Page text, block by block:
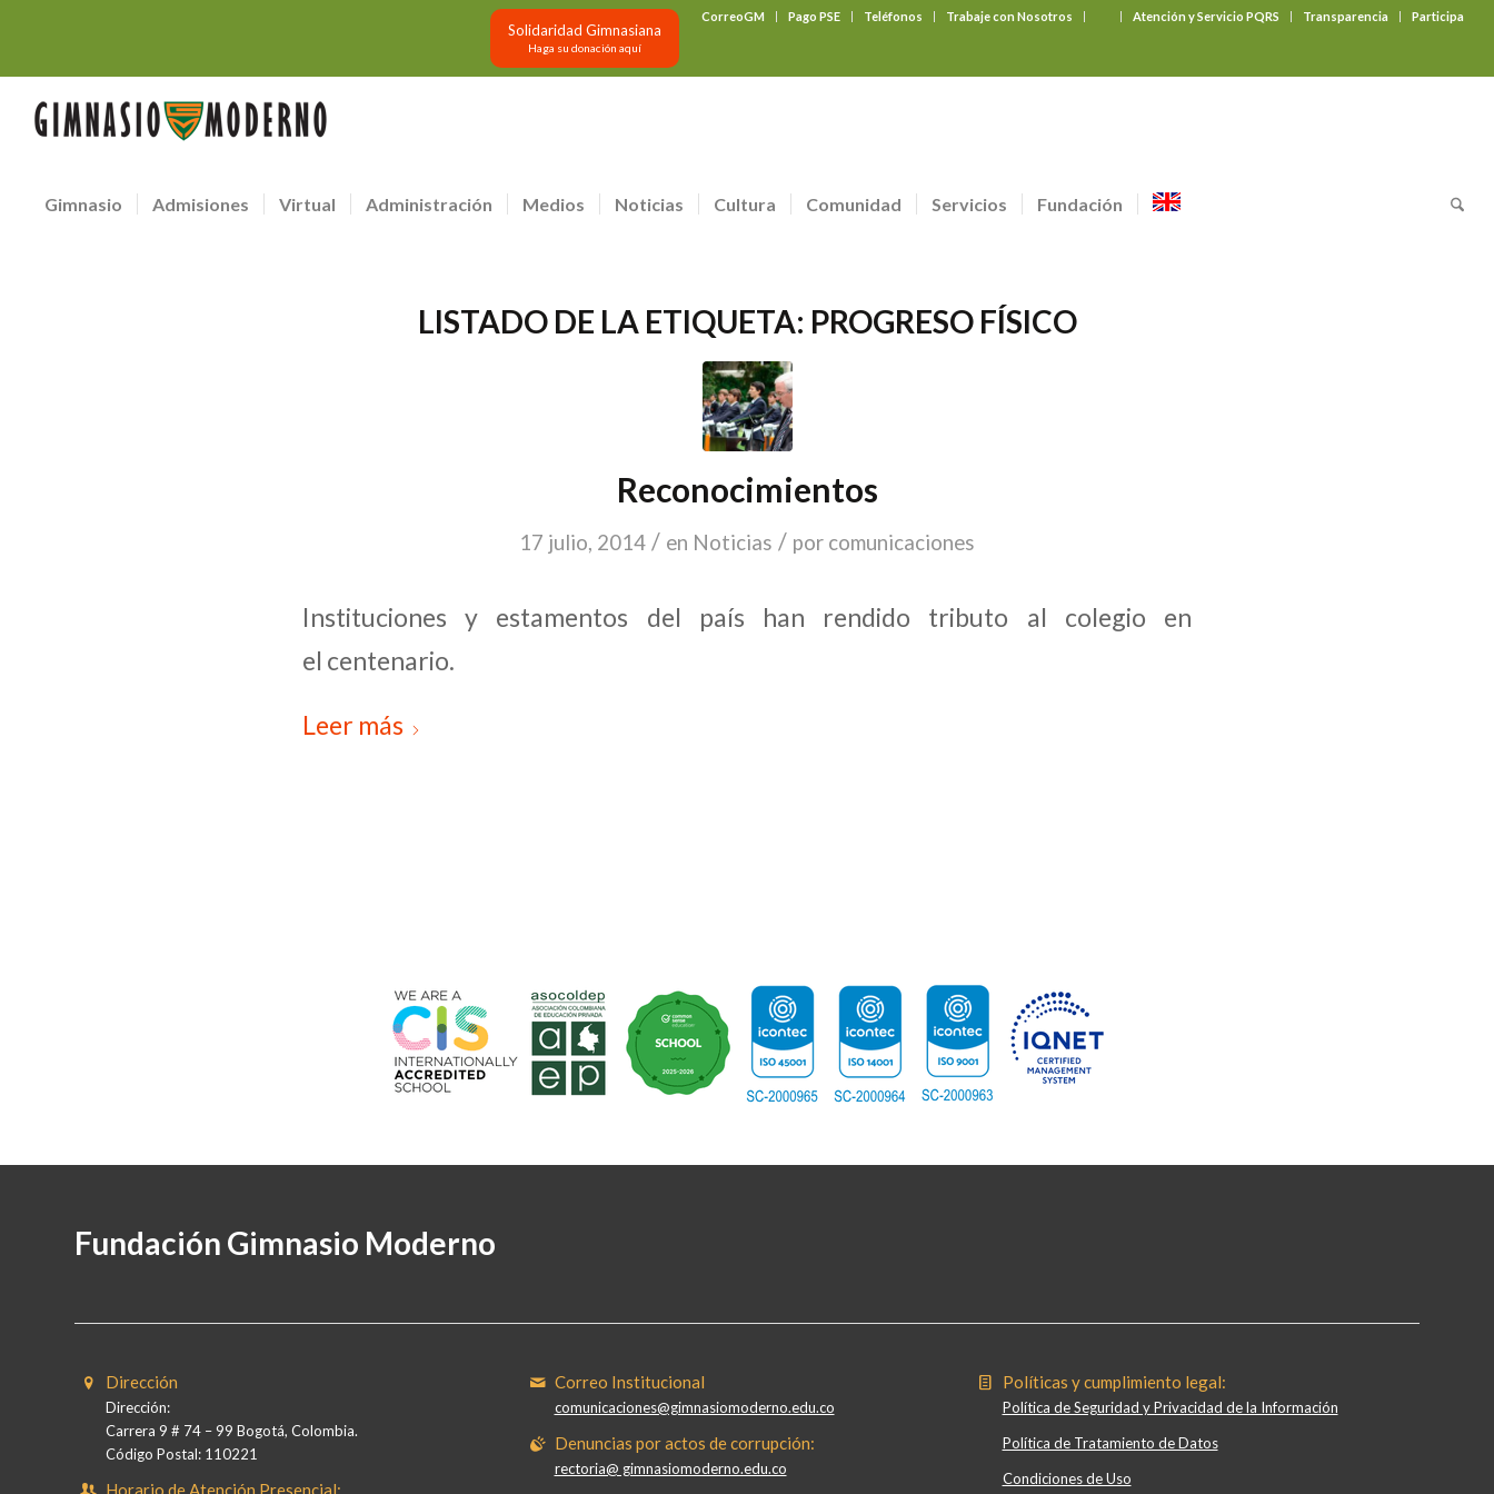
CorreoGM Pago PSE Teléfonos Trabaje con Nosotros Atención y Servicio PQRS Transparencia Participa
Solidaridad Gimnasiana
Haga su donación aquí
Gimnasio Admisiones Virtual Administración Medios Noticias Cultura Comunidad Servicios Fundación
LISTADO DE LA ETIQUETA: PROGRESO FÍSICO
Reconocimientos
17 julio, 2014 / en Noticias / por comunicaciones
Instituciones y estamentos del país han rendido tributo al colegio en
el centenario.
Leer más
Fundación Gimnasio Moderno
Dirección
Dirección:
Carrera 9 # 74 – 99 Bogotá, Colombia.
Código Postal: 110221
Horario de Atención Presencial:
Correo Institucional
comunicaciones@gimnasiomoderno.edu.co
Denuncias por actos de corrupción:
rectoria@ gimnasiomoderno.edu.co
Políticas y cumplimiento legal:
Política de Seguridad y Privacidad de la Información
Política de Tratamiento de Datos
Condiciones de Uso